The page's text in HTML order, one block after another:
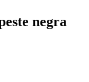
negra